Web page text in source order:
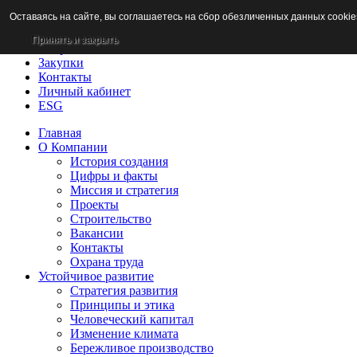
Новости
Раскрытие информации
Потребителям
Закупки
Контакты
Личный кабинет
ESG
Главная
О Компании
История создания
Цифры и факты
Миссия и стратегия
Проекты
Строительство
Вакансии
Контакты
Охрана труда
Устойчивое развитие
Стратегия развития
Принципы и этика
Человеческий капитал
Изменение климата
Бережливое производство
Оставаясь на сайте, вы соглашаетесь на сбор обезличенных данных
Принять и закрыть